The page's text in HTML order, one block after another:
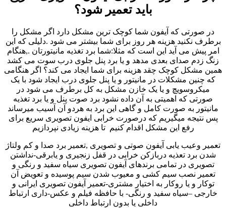
باید تعمیر شود؟
در صورتی که آیفون شما کوچک ترین مشکل دارد اگر مشکل را
برطرف نکنید هزینه هر روز برای شما بیشتر می شود .دلیلی که این
امر پیش می آید این است که مثلا:شما برد تغذیه مانیتورتان .,هنگام
زنگ زدم صدای بعدی مدهد و یا برد پنل جلوی درب سوت می کشد
همین مشکل کوچک چقد هزینه برای شما ایجاد می کند؟ اگر هنگامی
که چنین مشکلات در مانیتور و یا پنل جلوی درب ایجاد شود با یک
میکروسویچ و یا یک خازن مشکل به کل برطرف می شود در
صورتی که اهمیتی به آن داده نشود برد صوت پنل و یا برد تغذیه
مانیتور به صورت کامل و گاهی این برد به هردو آن آسیب میرساند
پس نتیجه میگیریم که درصورت خرابی ایفون تصویری سریع برای
رفع این مشکل اقدام کنیم تا هزینه زیادی نپردازیم
تعمیر وعیب یابی آیفون صوتی و تصویری ,تعمیر برد صدا و کم ولتاژ
شدن برد تعذیه دربازکن خرابی در قفل زنجیری و یابرقی-نداشتن
تصویری در تمامی برندهای آیفون تصویری سیاه سفید و رنگی و
تعمیر نصب سیم کشی و معیوب شدن سیم پوسیده و تعویض آن
توکار و یا روکار به اختیار مشتری-تعمیر آیفون تصویری ایرانی و
خارجی –سیاه سفید و رنگی- با حافظه فیلم و عکس-داری ارتباط
داخلی یا بدون ارتباط داخلی